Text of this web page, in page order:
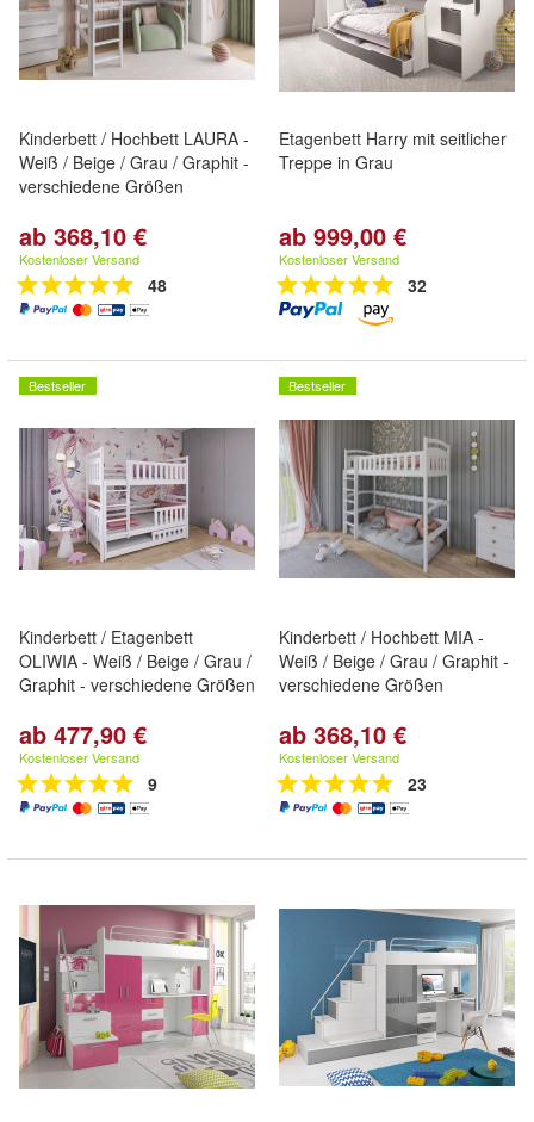
Kinderbett / Hochbett LAURA -
Weiß / Beige / Grau / Graphit -
verschiedene Größen
ab 368,10 €
Kostenloser Versand
48
Etagenbett Harry mit seitlicher
Treppe in Grau
ab 999,00 €
Kostenloser Versand
32
Bestseller
Kinderbett / Etagenbett
OLIWIA - Weiß / Beige / Grau /
Graphit - verschiedene Größen
ab 477,90 €
Kostenloser Versand
9
Bestseller
Kinderbett / Hochbett MIA -
Weiß / Beige / Grau / Graphit -
verschiedene Größen
ab 368,10 €
Kostenloser Versand
23